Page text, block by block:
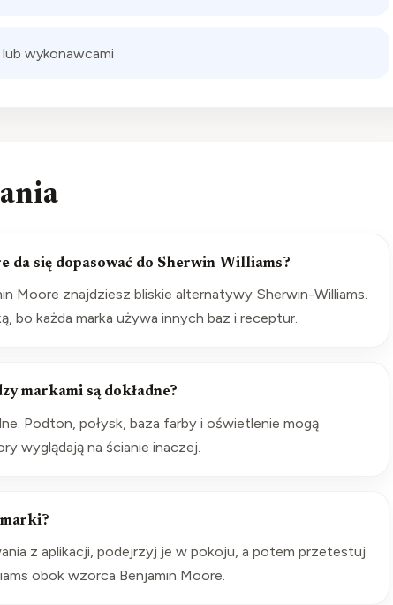
wykonawcami
da się dopasować do Sherwin-Williams?
Moore znajdziesz bliskie alternatywy Sherwin-Williams.
bo każda marka używa innych baz i receptur.
markami są dokładne?
Podton, połysk, baza farby i oświetlenie mogą
wyglądają na ścianie inaczej.
z aplikacji, podejrzyj je w pokoju, a potem przetestuj
obok wzorca Benjamin Moore.